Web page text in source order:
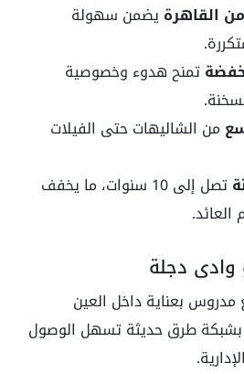
القاهرةيضمن سهولة
تمنح هدوء وخصوصية
من الشاليهات حتى الفيلات
تصل إلى 10 سنوات، ما يخفف
وادي دجلة
مدروس بعناية داخل العين
بشبكة طرق حديثة تسهل الوصول